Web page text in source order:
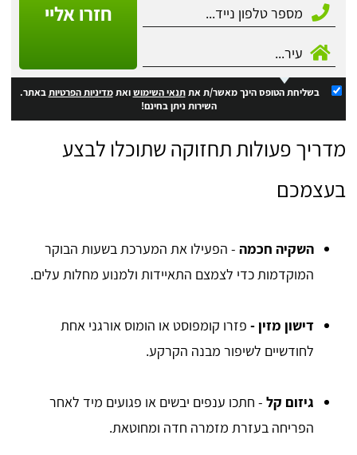
חזרו אליי
בשליחת הטופס הינך מאשר/ת אתתנאי השימושואתמדיניות הפרטיותבאתר.
השירות ניתן בחינם!
מדריך פעולות תחזוקה שתוכלו לבצע
בעצמכם
השקיה חכמה - הפעילו את המערכת בשעות הבוקר
המוקדמות כדי לצמצם התאיידות ולמנוע מחלות עלים.
דישון מזין - פזרו קומפוסט או הומוס אורגני אחת
לחודשיים לשיפור מבנה הקרקע.
גיזום קל - חתכו ענפים יבשים או פגועים מיד לאחר
הפריחה בעזרת מזמרה חדה ומחוטאת.